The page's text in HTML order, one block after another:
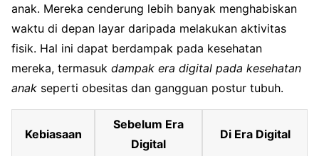
anak. Mereka cenderung lebih banyak menghabiskan
waktu di depan layar daripada melakukan aktivitas
fisik. Hal ini dapat berdampak pada kesehatan
mereka, termasuk dampak era digital pada kesehatan
anak seperti obesitas dan gangguan postur tubuh.
Kebiasaan
Sebelum Era
Digital
Di Era Digital